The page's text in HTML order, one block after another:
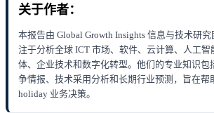
关于作者：
本报告由 Global Growth Insights 信息与技术研
注于分析全球 ICT 市场、软件、云计算、人工
体、企业技术和数字化转型。他们的专业知识包
争情报、技术采用分析和长期行业预测，旨在帮
holiday 业务决策。